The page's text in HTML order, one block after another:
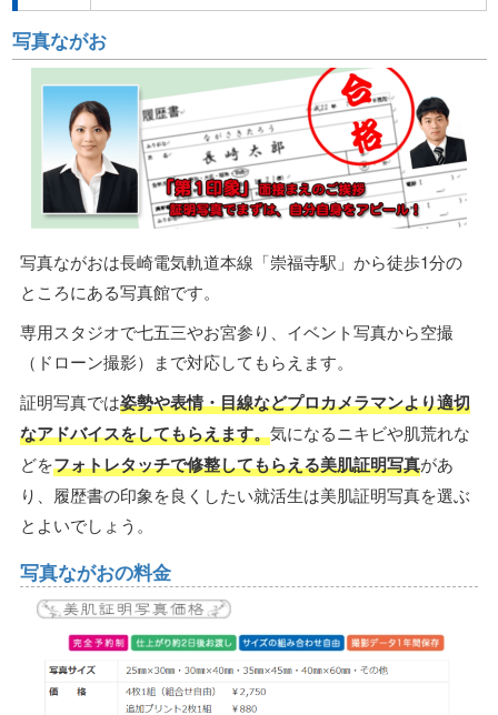
写真ながお
写真ながおは長崎電気軌道本線「崇福寺駅」から徒歩1分の
ところにある写真館です。
専用スタジオで七五三やお宮参り、イベント写真から空撮
（ドローン撮影）まで対応してもらえます。
証明写真では姿勢や表情・目線などプロカメラマンより適切
なアドバイスをしてもらえます。気になるニキビや肌荒れな
どをフォトレタッチで修整してもらえる美肌証明写真があ
り、履歴書の印象を良くしたい就活生は美肌証明写真を選ぶ
とよいでしょう。
写真ながおの料金